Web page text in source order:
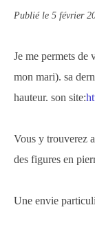
Publié le 5 février
Je me permets de
mon mari). sa
hauteur. son site:
Vous y trouverez
des figures en
Une envie